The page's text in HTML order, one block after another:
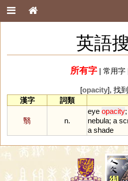
英語
所有字| 常用字
[opacity], 找
漢字
詞類
翳 n.
eye opacity;
nebula; a
a shade